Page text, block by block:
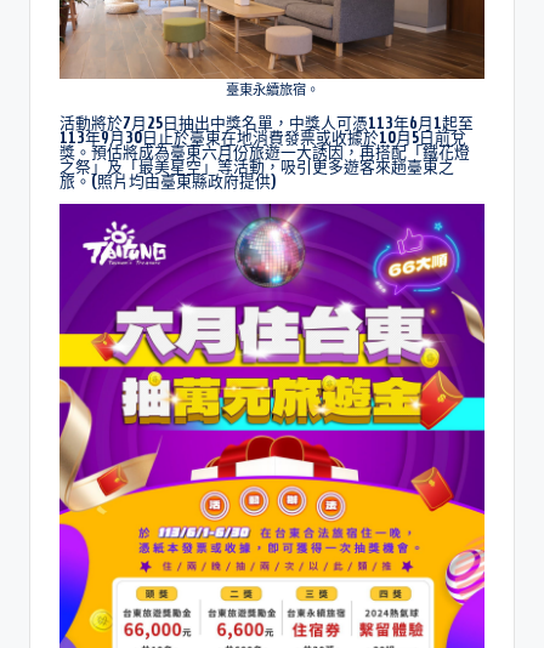
臺東永續旅宿。
活動將於7月25日抽出中獎名單，中獎人可憑113年6月1起至
113年9月30日止於臺東在地消費發票或收據於10月5日前兌
獎。預估將成為臺東六月份旅遊一大誘因，再搭配「鐵花燈
之祭」及「最美星空」等活動，吸引更多遊客來趟臺東之
旅。(照片均由臺東縣政府提供)